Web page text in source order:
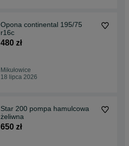
Opona continental 195/75
r16c
480 zł
Mikułowice
18 lipca 2026
Star 200 pompa hamulcowa
żeliwna
650 zł